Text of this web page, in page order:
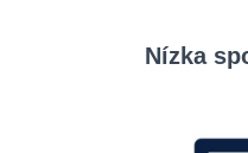
Nízka